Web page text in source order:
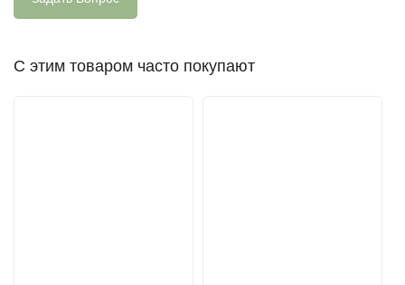
С этим товаром часто покупают